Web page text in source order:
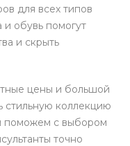
для всех типов
обувь помогут
и скрыть
цены и большой
стильную коллекцию
поможем с выбором
точно